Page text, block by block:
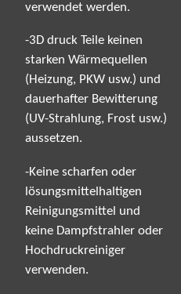
verwendet werden.
-3D druck Teile keinen
starken Wärmequellen
(Heizung, PKW usw.) und
dauerhafter Bewitterung
(UV-Strahlung, Frost usw.)
aussetzen.
-Keine scharfen oder
lösungsmittelhaltigen
Reinigungsmittel und
keine Dampfstrahler oder
Hochdruckreiniger
verwenden.